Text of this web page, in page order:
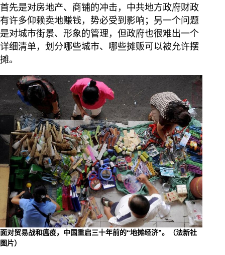
首先是对房地产、商铺的冲击，中共地方政府财政
有许多仰赖卖地赚钱，势必受到影响；另一个问题
是对城市街景、形象的管理，但政府也很难出一个
详细清单，划分哪些城市、哪些摊贩可以被允许摆
摊。
面对贸易战和瘟疫，中国重启三十年前的“地摊经济”。（法新社
图片）